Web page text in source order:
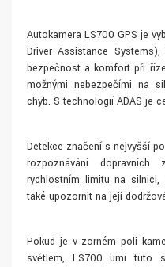
Autokamera LS700 GPS je
Driver Assistance
bezpečnost a komfort při
možnými nebezpečími na
chyb. S technologií ADAS je
Detekce značení s nejvyšší
rozpoznávání
rychlostním limitu na
také upozornit na její
Pokud je v zorném poli
světlem, LS700 umí tuto